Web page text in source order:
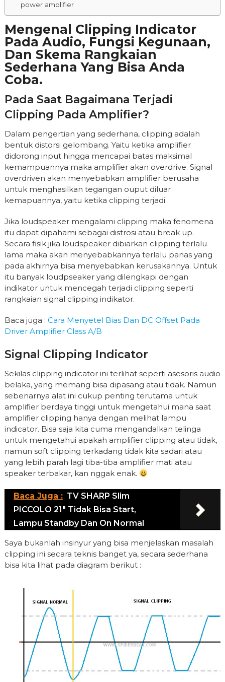
power amplifier
Mengenal Clipping Indicator
Pada Audio, Fungsi Kegunaan,
Dan Skema Rangkaian
Sederhana Yang Bisa Anda
Coba.
Pada Saat Bagaimana Terjadi
Clipping Pada Amplifier?
Dalam pengertian yang sederhana, clipping adalah
bentuk distorsi gelombang. Yaitu ketika amplifier
didorong input hingga mencapai batas maksimal
kemampuannya maka amplifier akan overdrive. Signal
overdriven akan menyebabkan amplifier berusaha
untuk menghasilkan tegangan ouput diluar
kemapuannya, yaitu ketika clipping terjadi.
Jika loudspeaker mengalami clipping maka fenomena
itu dapat dipahami sebagai distrosi atau break up.
Secara fisik jika loudspeaker dibiarkan clipping terlalu
lama maka akan menyebabkannya terlalu panas yang
pada akhirnya bisa menyebabkan kerusakannya. Untuk
itu banyak loudpseaker yang dilengkapi dengan
indikator untuk mencegah terjadi clipping seperti
rangkaian signal clipping indikator.
Baca juga : Cara Menyetel Bias Dan DC Offset Pada
Driver Amplifier Class A/B
Signal Clipping Indicator
Sekilas clipping indicator ini terlihat seperti asesoris audio
belaka, yang memang bisa dipasang atau tidak. Namun
sebenarnya alat ini cukup penting terutama untuk
amplifier berdaya tinggi untuk mengetahui mana saat
amplifier clipping hanya dengan melihat lampu
indicator. Bisa saja kita cuma mengandalkan telinga
untuk mengetahui apakah amplifier clipping atau tidak,
namun soft clipping terkadang tidak kita sadari atau
yang lebih parah lagi tiba-tiba amplifier mati atau
speaker terbakar, kan nggak enak.
Baca Juga : TV SHARP Slim
PICCOLO 21" Tidak Bisa Start,
Lampu Standby Dan On Normal
Saya bukanlah insinyur yang bisa menjelaskan masalah
clipping ini secara teknis banget ya, secara sederhana
bisa kita lihat pada diagram berikut :